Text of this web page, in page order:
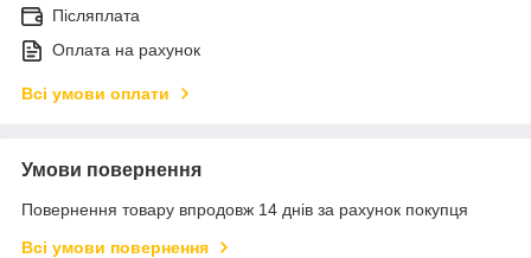
Післяплата
Оплата на рахунок
Всі умови оплати
Умови повернення
Повернення товару впродовж 14 днів за рахунок покупця
Всі умови повернення